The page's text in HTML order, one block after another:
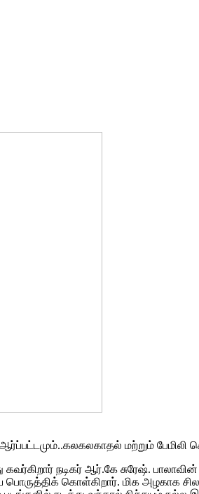
மற்றும்
நடிகர் ஆர்.கே சுரேஷ்.
பொருத்திக் கொள்கிறார். மிக